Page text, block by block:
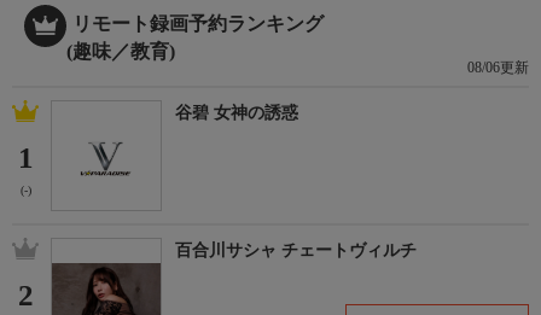
リモート録画予約ランキング
(趣味／教育)
08/06更新
1
(-)
谷碧 女神の誘惑
2
百合川サシャ チェートヴィルチ